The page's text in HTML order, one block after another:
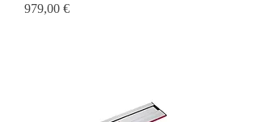
Prix
979,00 €